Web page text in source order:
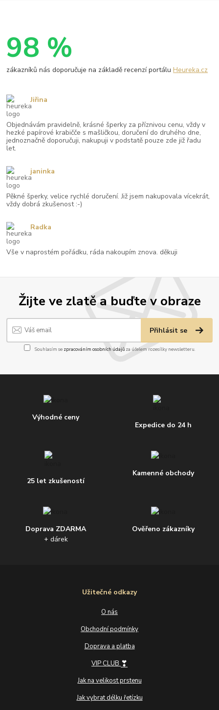
Žijte ve zlatě a buďte v obraze
Přihlásit se
Souhlasím se zpracováním osobních údajůza účelem rozesílky newsletteru.
Výhodné ceny
Expedice do 24 h
25 let zkušeností
Kamenné obchody
Doprava ZDARMA
+ dárek
Ověřeno zákazníky
Užitečné odkazy
O nás
Obchodní podmínky
Doprava a platba
VIP CLUB ❣
Jak na velikost prstenu
Jak vybrat délku řetízku
98 %
zákazníků nás doporučuje na základě recenzí portáluHeureka.cz
Objednávám pravidelně, krásné šperky za příznivou cenu, vždy v
hezké papírové krabičče s mašličkou, doručení do druhého dne,
jednoznačně doporučuji, nakupuji v podstatě pouze zde již řadu
let.
Jiřina
Pěkné šperky, velice rychlé doručení. Již jsem nakupovala vícekrát,
vždy dobrá zkušenost :-)
janinka
Vše v naprostém pořádku, ráda nakoupím znova. děkuji
Radka